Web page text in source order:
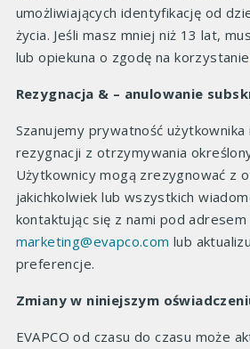
umożliwiających identyfikację od
życia. Jeśli masz mniej niż 13 lat,
lub opiekuna o zgodę na
Rezygnacja & – anulowanie
Szanujemy prywatność
rezygnacji z otrzymywania
Użytkownicy mogą zrezygnować z
jakichkolwiek lub wszystkich
kontaktując się z nami pod adresem
marketing@evapco.com lub
preferencje.
Zmiany w niniejszym
EVAPCO od czasu do czasu może